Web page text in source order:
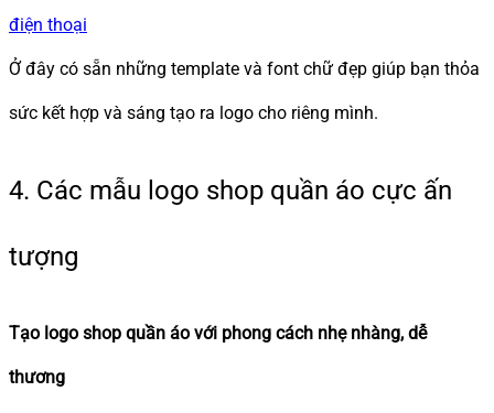
điện thoại
Ở đây có sẵn những template và font chữ đẹp giúp bạn thỏa
sức kết hợp và sáng tạo ra logo cho riêng mình.
4. Các mẫu logo shop quần áo cực ấn
tượng
Tạo logo shop quần áo với phong cách nhẹ nhàng, dễ
thương